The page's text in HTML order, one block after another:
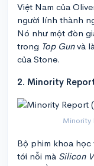
Việt Nam của
người lính thành
Nó như một đòn
trong Top Gunvà
của Stone.
2. Minority
Minority
Bộ phim khoa học
tới nỗi mà Silicon